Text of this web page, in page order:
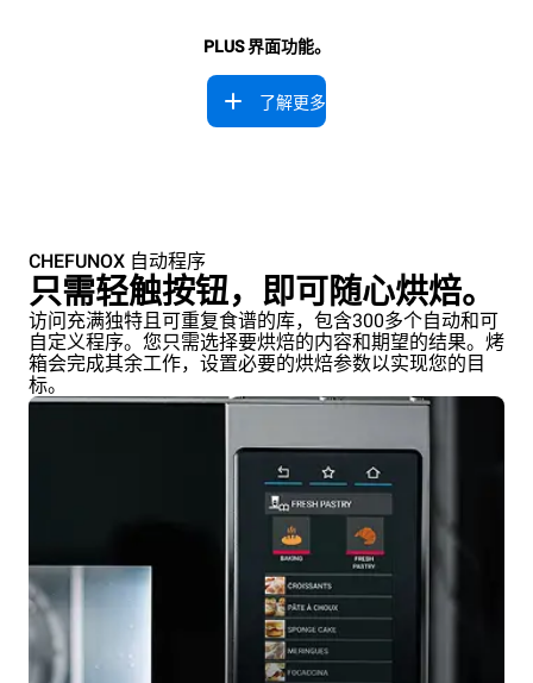
PLUS 界面功能。
了解更多
CHEFUNOX 自动程序
只需轻触按钮，即可随心烘焙。
访问充满独特且可重复食谱的库，包含300多个自动和可
自定义程序。您只需选择要烘焙的内容和期望的结果。烤
箱会完成其余工作，设置必要的烘焙参数以实现您的目
标。